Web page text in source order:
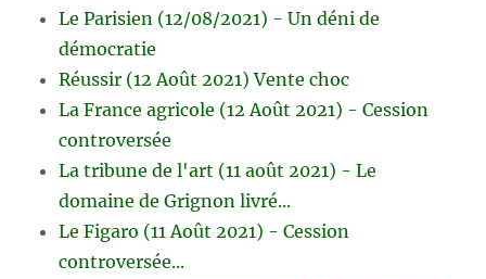
Le Parisien (12/08/2021) - Un déni de
démocratie
Réussir (12 Août 2021) Vente choc
La France agricole (12 Août 2021) - Cession
controversée
La tribune de l'art (11 août 2021) - Le
domaine de Grignon livré...
Le Figaro (11 Août 2021) - Cession
controversée...